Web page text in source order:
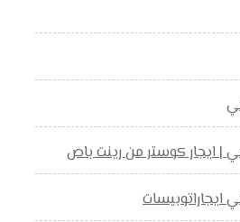
| ايجار كوستر من رينت باص
ايجاراتوبيسات